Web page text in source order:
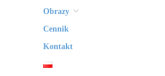
Obrazy
Cennik
Kontakt